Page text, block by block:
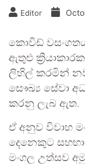
Editor
කොවිඩ්
ඇතුළු
ලිහිල් කරමින්
සෞඛ්‍ය සේවා
කරනු ලැබ ඇත.
ඒ අනුව විවාහ
දෙනෙකුට
මංගල උත්සව